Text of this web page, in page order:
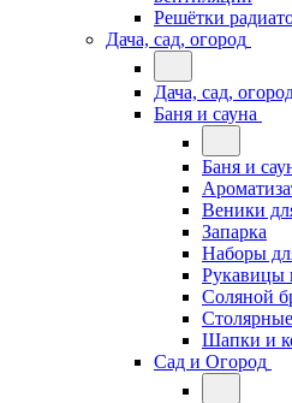
Решётки
Дача, сад, огород
Дача, сад,
Баня и сауна
Баня и
Веники
Запарка
Наборы
Рукавицы
Соляной
Шапки и
Сад и Огород